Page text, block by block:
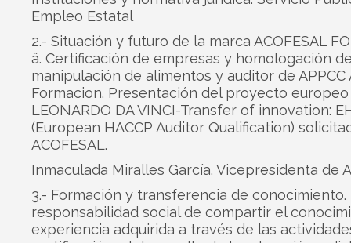
Empleo Estatal
2.- Situación y futuro de la marca ACOFESAL
â. Certificación de empresas y homologación
manipulación de alimentos y auditor de APPCC
Formacion. Presentación del proyecto europeo
LEONARDO DA VINCI-Transfer of innovation:
(European HACCP Auditor Qualification)
ACOFESAL.
Inmaculada Miralles García. Vicepresidenta de
3.- Formación y transferencia de conocimiento.
responsabilidad social de compartir el
experiencia adquirida a través de las